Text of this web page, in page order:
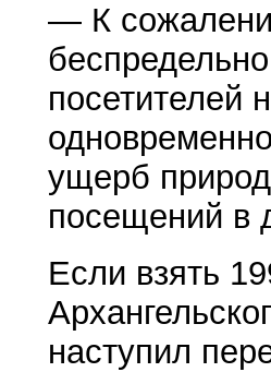
— К
посетителей
ущерб
посещений в
Если взять
наступил